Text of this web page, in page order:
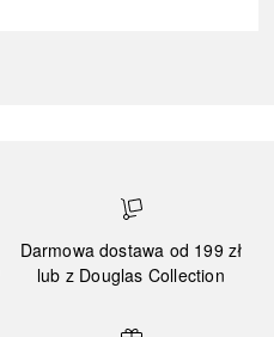
Darmowa dostawa od 199 zł
lub z Douglas Collection